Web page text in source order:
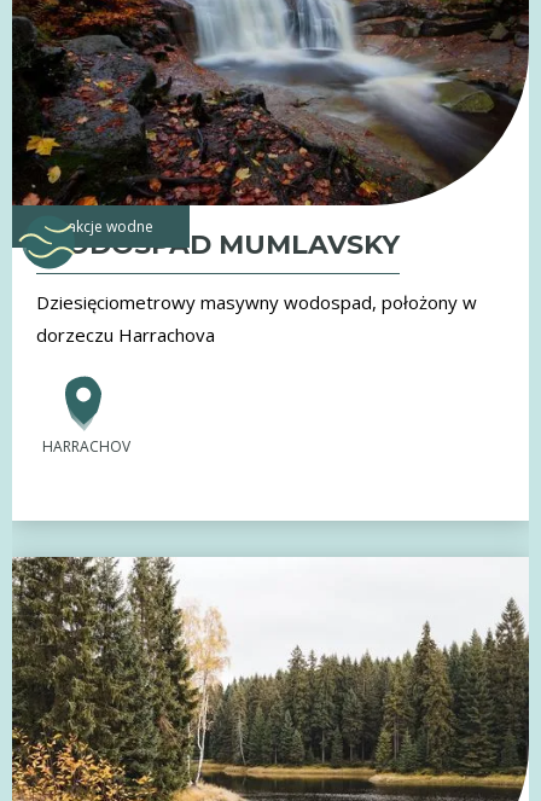
atrakcje wodne
WODOSPAD MUMLAVSKY
Dziesięciometrowy masywny wodospad, położony w
dorzeczu Harrachova
HARRACHOV